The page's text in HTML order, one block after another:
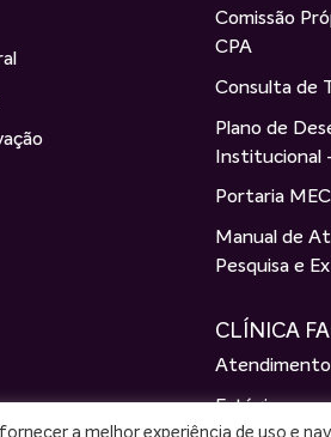
Comissão
CPA
Consulta de
Plano de
Institucional
Portaria MEC
Manual de
Pesquisa e
CLÍNICA
Estágio
a melhor experiência de uso e